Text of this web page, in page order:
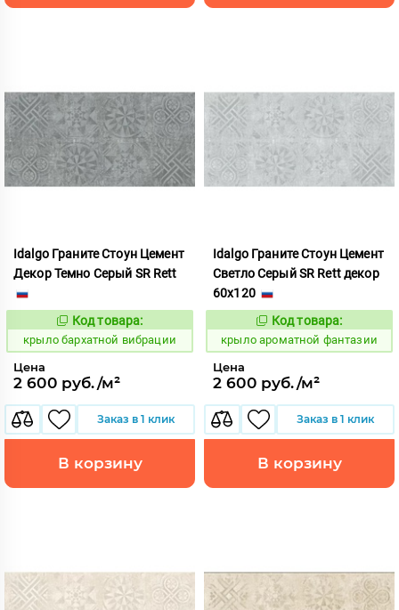
Idalgo Граните Стоун Цемент
Декор Темно Серый SR Rett
828510
Код товара:
крыло бархатной вибрации
Цена
2 600 руб./м²
Заказ в 1 клик
В корзину
Idalgo Граните Стоун Цемент
Светло Серый SR Rett декор
60x120
828487
Код товара:
крыло ароматной фантазии
Цена
2 600 руб./м²
Заказ в 1 клик
В корзину